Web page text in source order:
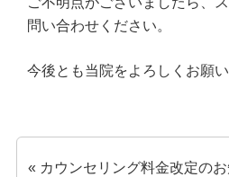
問い合わせください。
今後とも当院をよろしくお願い
« カウンセリング料金改定の